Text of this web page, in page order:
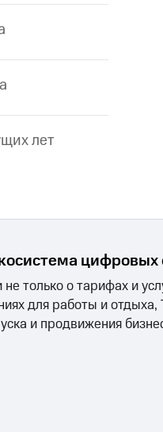
лет
цифровых
только о тарифах и
для работы и
и продвижения